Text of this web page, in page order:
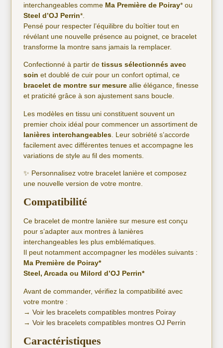
interchangeables comme Ma Première de Poiray* ou
Steel d’OJ Perrin*.
Pensé pour respecter l’équilibre du boîtier tout en
révélant une nouvelle présence au poignet, ce bracelet
transforme la montre sans jamais la remplacer.
Confectionné à partir detissus sélectionnés avec
soin et doublé de cuir pour un confort optimal, ce
bracelet de montre sur mesure allie élégance, finesse
et praticité grâce à son ajustement sans boucle.
Les modèles en tissu uni constituent souvent un
premier choix idéal pour commencer un assortiment de
lanières interchangeables . Leur sobriété s’accorde
facilement avec différentes tenues et accompagne les
variations de style au fil des moments.
✨ Personnalisez votre bracelet lanière et composez
une nouvelle version de votre montre.
Compatibilité
Ce bracelet de montre lanière sur mesure est conçu
pour s’adapter aux montres à lanières
interchangeables les plus emblématiques.
Il peut notamment accompagner les modèles suivants :
Ma Première de Poiray*
Steel, Arcada ou Milord d’OJ Perrin*
Avant de commander, vérifiez la compatibilité avec
votre montre :
→Voir les bracelets compatibles montres Poiray
→Voir les bracelets compatibles montres OJ Perrin
Caractéristiques